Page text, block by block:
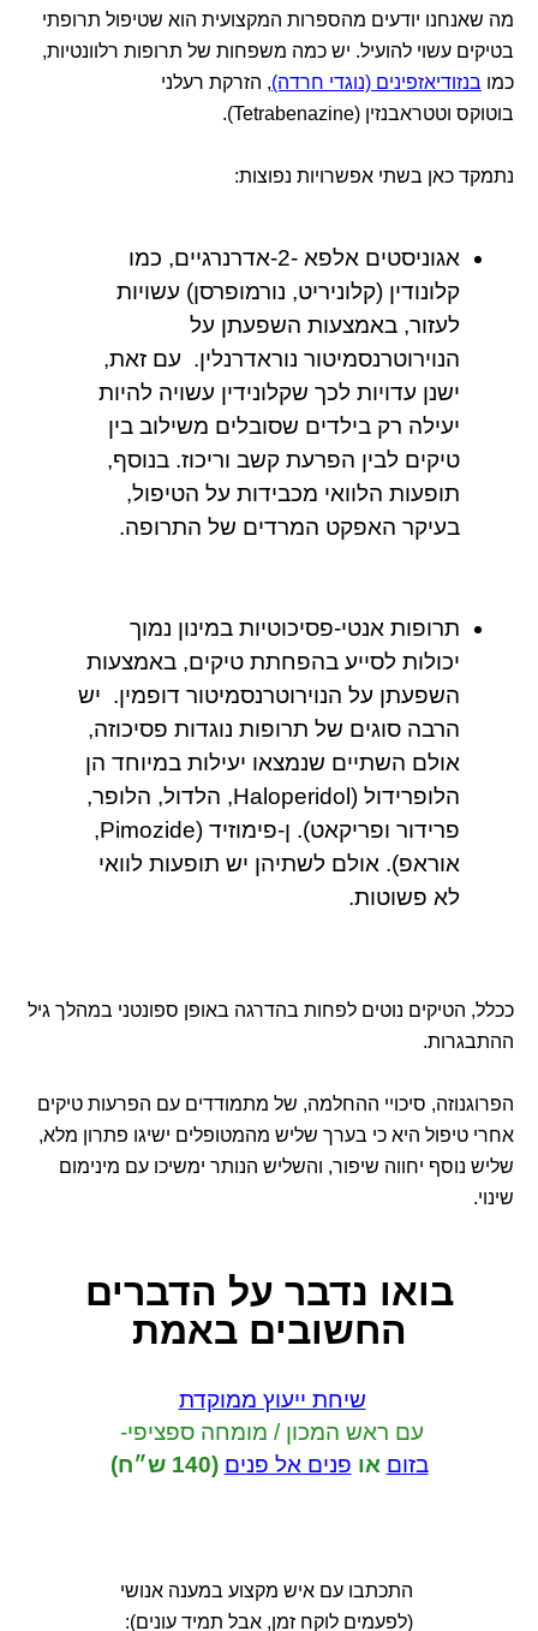
מה שאנחנו יודעים מהספרות המקצועית הוא שטיפול תרופתי
בטיקים עשוי להועיל. יש כמה משפחות של תרופות רלוונטיות,
כמו בנזודיאזפינים (נוגדי חרדה), הזרקת רעלני
בוטוקס וטטראבנזין (Tetrabenazine).
נתמקד כאן בשתי אפשרויות נפוצות:
אגוניסטים אלפא -2-אדרנרגיים, כמו
קלונודין (קלוניריט, נורמופרסן) עשויות
לעזור, באמצעות השפעתן על
הנוירוטרנסמיטור נוראדרנלין. עם זאת,
ישנן עדויות לכך שקלונידין עשויה להיות
יעילה רק בילדים שסובלים משילוב בין
טיקים לבין הפרעת קשב וריכוז. בנוסף,
תופעות הלוואי מכבידות על הטיפול,
בעיקר האפקט המרדים של התרופה.
תרופות אנטי-פסיכוטיות במינון נמוך
יכולות לסייע בהפחתת טיקים, באמצעות
השפעתן על הנוירוטרנסמיטור דופמין. יש
הרבה סוגים של תרופות נוגדות פסיכוזה,
אולם השתיים שנמצאו יעילות במיוחד הן
הלופרידול (Haloperidol, הלדול, הלופר,
פרידור ופריקאט). ן-פימוזיד (Pimozide,
אוראפ). אולם לשתיהן יש תופעות לוואי
לא פשוטות.
ככלל, הטיקים נוטים לפחות בהדרגה באופן ספונטני במהלך גיל
ההתבגרות.
הפרוגנוזה, סיכויי ההחלמה, של מתמודדים עם הפרעות טיקים
אחרי טיפול היא כי בערך שליש מהמטופלים ישיגו פתרון מלא,
שליש נוסף יחווה שיפור, והשליש הנותר ימשיכו עם מינימום
שינוי.
בואו נדבר על הדברים
החשובים באמת
שיחת ייעוץ ממוקדת
עם ראש המכון / מומחה ספציפי-
בזום או פנים אל פנים (140 ש״ח)
התכתבו עם איש מקצוע במענה אנושי
(לפעמים לוקח זמן, אבל תמיד עונים):